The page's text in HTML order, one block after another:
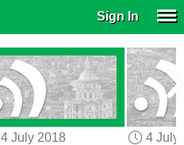
Sign In
4 July 2018
4 July